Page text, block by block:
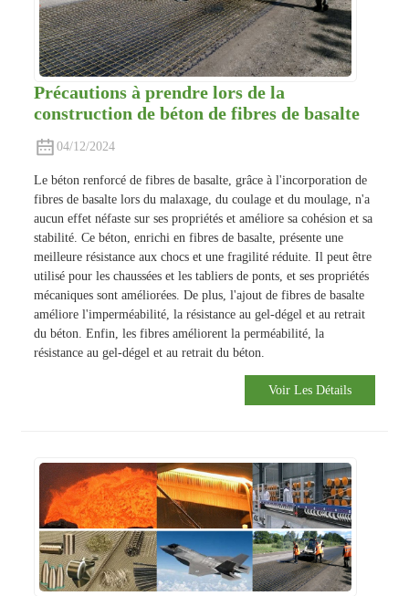
Précautions à prendre lors de la
construction de béton de fibres de basalte
04/12/2024
Le béton renforcé de fibres de basalte, grâce à l'incorporation de
fibres de basalte lors du malaxage, du coulage et du moulage, n'a
aucun effet néfaste sur ses propriétés et améliore sa cohésion et sa
stabilité. Ce béton, enrichi en fibres de basalte, présente une
meilleure résistance aux chocs et une fragilité réduite. Il peut être
utilisé pour les chaussées et les tabliers de ponts, et ses propriétés
mécaniques sont améliorées. De plus, l'ajout de fibres de basalte
améliore l'imperméabilité, la résistance au gel-dégel et au retrait
du béton. Enfin, les fibres améliorent la perméabilité, la
résistance au gel-dégel et au retrait du béton.
Voir Les Détails